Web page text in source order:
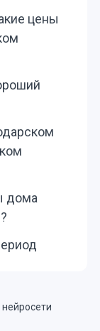
цены
дома